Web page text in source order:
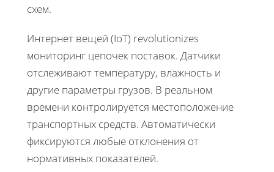
схем.
Интернет вещей (IoT) revolutionizes
мониторинг цепочек поставок. Датчики
отслеживают температуру, влажность и
другие параметры грузов. В реальном
времени контролируется местоположение
транспортных средств. Автоматически
фиксируются любые отклонения от
нормативных показателей.